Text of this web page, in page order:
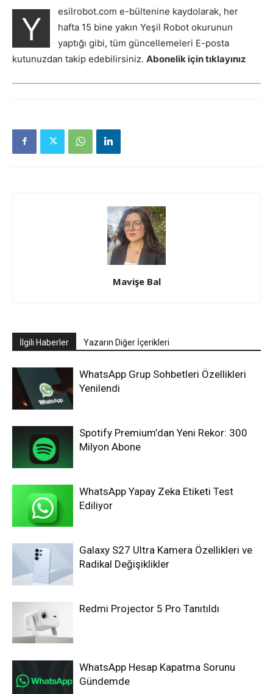
Y
esilrobot.com e-bültenine kaydolarak, her
hafta 15 bine yakın Yeşil Robot okurunun
yaptığı gibi, tüm güncellemeleri E-posta
kutunuzdan takip edebilirsiniz. Abonelik için tıklayınız
Mavişe Bal
İlgili Haberler Yazarın Diğer İçerikleri
WhatsApp Grup Sohbetleri Özellikleri
Yenilendi
Spotify Premium’dan Yeni Rekor: 300
Milyon Abone
WhatsApp Yapay Zeka Etiketi Test
Ediliyor
Galaxy S27 Ultra Kamera Özellikleri ve
Radikal Değişiklikler
Redmi Projector 5 Pro Tanıtıldı
WhatsApp Hesap Kapatma Sorunu
Gündemde